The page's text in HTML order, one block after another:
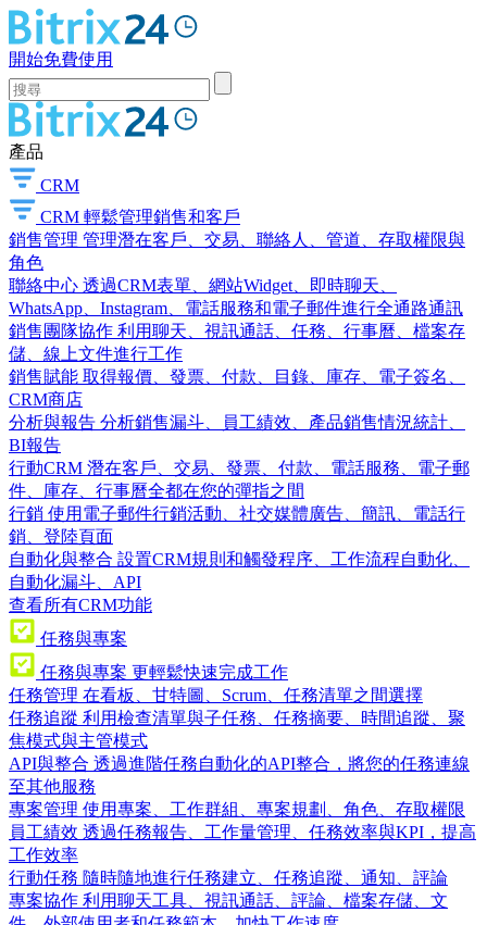
開始免費使用
產品
CRM
CRM 輕鬆管理銷售和客戶
銷售管理 管理潛在客戶、交易、聯絡人、管道、存取權限與
角色
聯絡中心 透過CRM表單、網站Widget、即時聊天、
WhatsApp、Instagram、電話服務和電子郵件進行全通路通訊
銷售團隊協作 利用聊天、視訊通話、任務、行事曆、檔案存
儲、線上文件進行工作
銷售賦能 取得報價、發票、付款、目錄、庫存、電子簽名、
CRM商店
分析與報告 分析銷售漏斗、員工績效、產品銷售情況統計、
BI報告
行動CRM 潛在客戶、交易、發票、付款、電話服務、電子郵
件、庫存、行事曆全都在您的彈指之間
行銷 使用電子郵件行銷活動、社交媒體廣告、簡訊、電話行
銷、登陸頁面
自動化與整合 設置CRM規則和觸發程序、工作流程自動化、
自動化漏斗、API
查看所有CRM功能
任務與專案
任務與專案 更輕鬆快速完成工作
任務管理 在看板、甘特圖、Scrum、任務清單之間選擇
任務追蹤 利用檢查清單與子任務、任務摘要、時間追蹤、聚
焦模式與主管模式
API與整合 透過進階任務自動化的API整合，將您的任務連線
至其他服務
專案管理 使用專案、工作群組、專案規劃、角色、存取權限
員工績效 透過任務報告、工作量管理、任務效率與KPI，提高
工作效率
行動任務 隨時隨地進行任務建立、任務追蹤、通知、評論
專案協作 利用聊天工具、視訊通話、評論、檔案存儲、文